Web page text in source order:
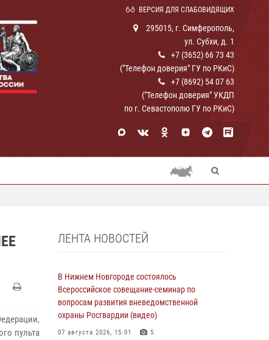
ВЕРСИЯ ДЛЯ СЛАБОВИДЯЩИХ
295015, г. Симферополь,
ул. Субхи, д. 1
+7 (3652) 66 73 43
("Телефон доверия" ГУ по РКиС)
+7 (8692) 54 07 63
("Телефон доверия" УКДП
по г. Севастополю ГУ по РКиС)
пульта
ЛЕНТА НОВОСТЕЙ
В Нижнем Новгороде состоялось
Всероссийское совещание-семинар по
вопросам развития вневедомственной
охраны Росгвардии (видео)
07 августа 2026, 15:01 5